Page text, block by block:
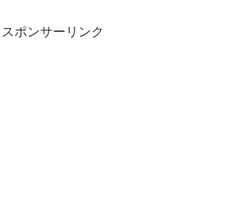
スポンサーリンク